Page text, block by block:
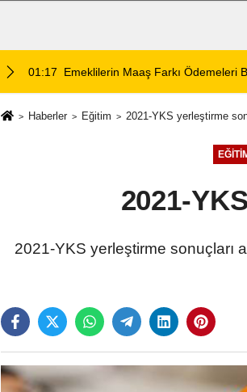
01:01 Afyonspor için birlik çağrısı Zafer
Haberler Eğitim 2021-YKS yerleştirme
2021-
2021-YKS yerleştirme sonuçları